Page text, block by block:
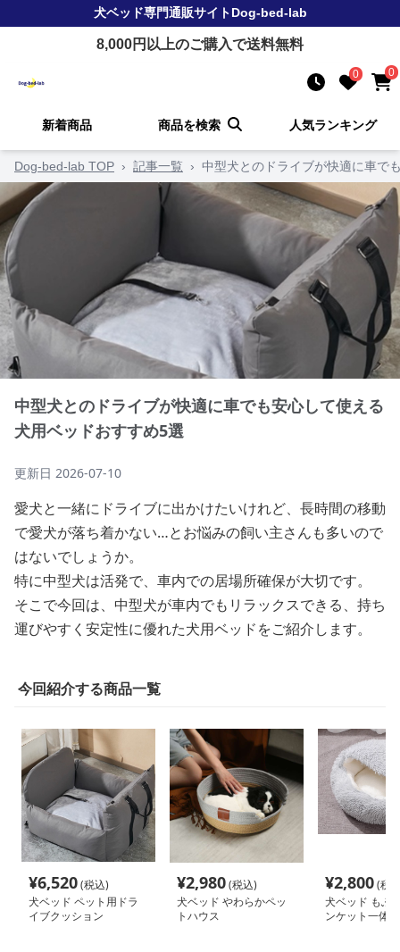
犬ベッド専門通販サイトDog-bed-lab
8,000円以上のご購入で送料無料
0 0
新着商品 商品を検索 人気ランキング
Dog-bed-lab TOP › 記事一覧 › 中型犬とのドライブが快適に車で
中型犬とのドライブが快適に車でも安心して使える
犬用ベッドおすすめ5選
更新日 2026-07-10
愛犬と一緒にドライブに出かけたいけれど、長時間の移動
で愛犬が落ち着かない…とお悩みの飼い主さんも多いので
はないでしょうか。
特に中型犬は活発で、車内での居場所確保が大切です。
そこで今回は、中型犬が車内でもリラックスできる、持ち
運びやすく安定性に優れた犬用ベッドをご紹介します。
今回紹介する商品一覧
¥6,520(税込)
犬ベッド ペット用ドラ
イブクッション
¥2,980(税込)
犬ベッド やわらかペッ
トハウス
¥2,800(税
犬ベッド もふ
ンケット一体